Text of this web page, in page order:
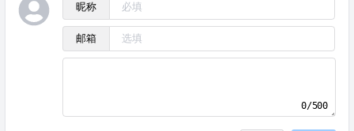
昵称
邮箱
0/500